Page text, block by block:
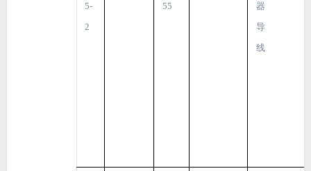
5-
2
55
器
导
线